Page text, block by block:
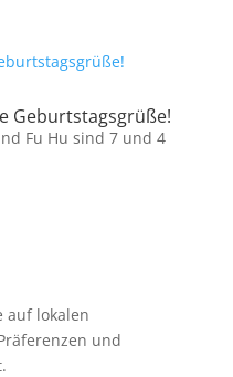
Geburtstagsgrüße!
Fu Hu sind 7 und 4
auf lokalen
und